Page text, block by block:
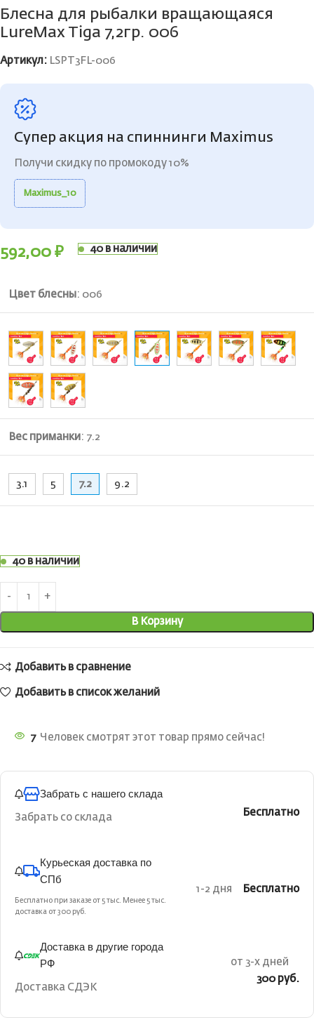
Блесна для рыбалки вращающаяся
LureMax Tiga 7,2гр. 006
Артикул: LSPT3FL-006
Супер акция на спиннинги Maximus
Получи скидку по промокоду 10%
Maximus_10
592,00 ₽ 40 в наличии
Цвет блесны: 006
Вес приманки: 7.2
3.1 5 7.2 9.2
40 в наличии
В Корзину
Добавить в сравнение
Добавить в список желаний
7 Человек смотрят этот товар прямо сейчас!
Забрать с нашего склада
Забрать со склада Бесплатно
Курьеская доставка по
СПб
Бесплатно при заказе от 5 тыс. Менее 5 тыс.
доставка от 300 руб.
1-2 дня Бесплатно
Доставка в другие города
РФ
Доставка СДЭК
от 3-х дней
300 руб.